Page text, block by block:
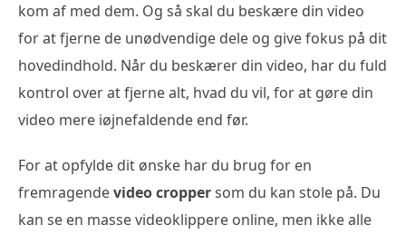
kom af med dem. Og så skal du beskære din video
for at fjerne de unødvendige dele og give fokus på dit
hovedindhold. Når du beskærer din video, har du fuld
kontrol over at fjerne alt, hvad du vil, for at gøre din
video mere iøjnefaldende end før.
For at opfylde dit ønske har du brug for en
fremragendevideo croppersom du kan stole på. Du
kan se en masse videoklippere online, men ikke alle